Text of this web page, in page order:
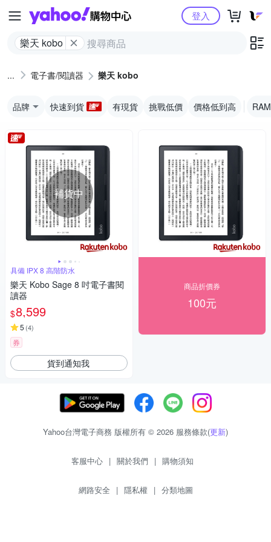
Yahoo購物中心
樂天 kobo
登入
電子書/閱讀器 樂天 kobo
品牌 快速到貨 有現貨 挑戰低價 價格低到高 RAM
補貨中
具備 IPX 8 高階防水
樂天 Kobo Sage 8 吋電子書閱
讀器
$8,599
5 (4)
券
貨到通知我
商品折價券
100元
Yahoo台灣電子商務 版權所有 © 2026 服務條款(更新)
客服中心 | 關於我們 | 購物須知
網路安全 | 隱私權 | 分類地圖